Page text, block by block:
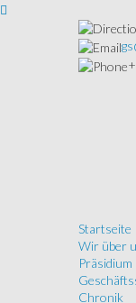
Startseite
Wir über
Präsidium
Chronik